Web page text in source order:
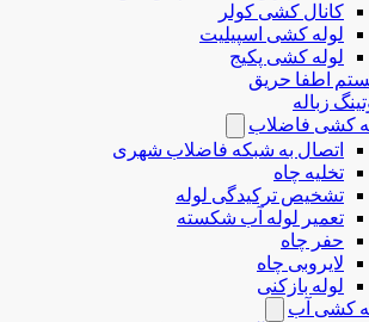
کانال کشی کولر
لوله کشی اسپیلیت
لوله کشی پکیج
اطفا حریق
زباله
كشی فاضلاب
اتصال به شبکه فاضلاب شهری
تخلیه چاه
تشخیص ترکیدگی لوله
تعمیر لوله آب شکسته
حفر چاه
لایروبی چاه
لوله بازکنی
کشی آب